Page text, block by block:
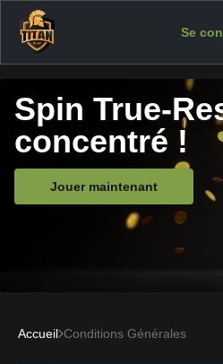
Se
Spin True-
concentré !
Jouer maintenant
Accueil Conditions Générales